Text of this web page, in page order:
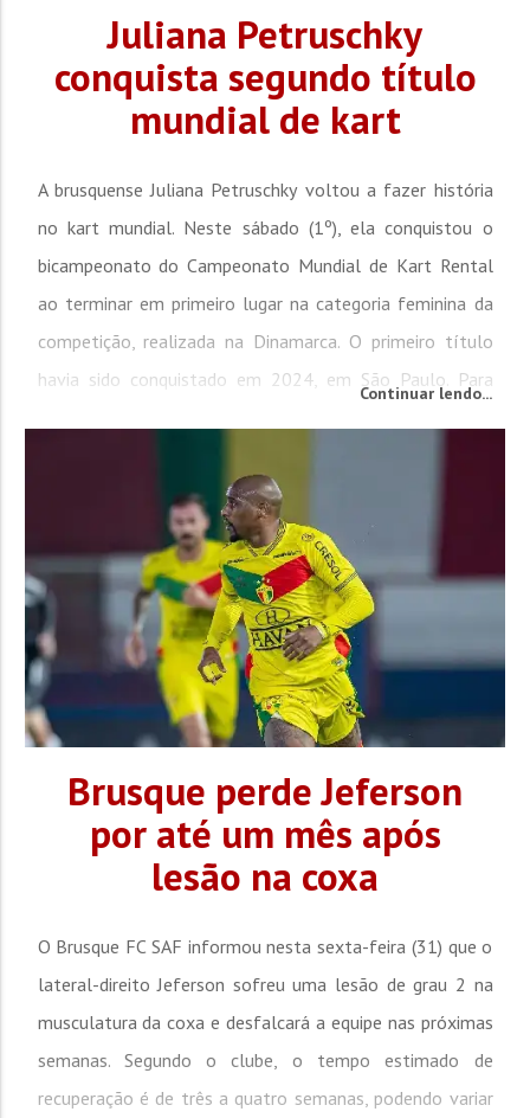
Juliana Petruschky
conquista segundo título
mundial de kart
A brusquense Juliana Petruschky voltou a fazer história
no kart mundial. Neste sábado (1º), ela conquistou o
bicampeonato do Campeonato Mundial de Kart Rental
ao terminar em primeiro lugar na categoria feminina da
competição, realizada na Dinamarca. O primeiro título
havia sido conquistado em 2024, em São Paulo. Para
Continuar lendo...
Brusque perde Jeferson
por até um mês após
lesão na coxa
O Brusque FC SAF informou nesta sexta-feira (31) que o
lateral-direito Jeferson sofreu uma lesão de grau 2 na
musculatura da coxa e desfalcará a equipe nas próximas
semanas. Segundo o clube, o tempo estimado de
recuperação é de três a quatro semanas, podendo variar